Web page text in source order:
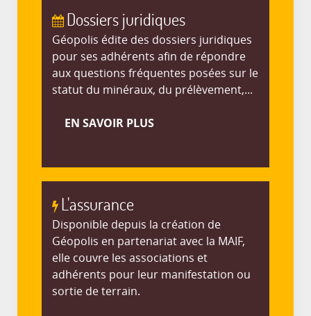
Dossiers juridiques
Géopolis édite des dossiers juridiques
pour ses adhérents afin de répondre
aux questions fréquentes posées sur le
statut du minéraux, du prélèvement,...
EN SAVOIR PLUS
L'assurance
Disponible depuis la création de
Géopolis en partenariat avec la MAIF,
elle couvre les associations et
adhérents pour leur manifestation ou
sortie de terrain.